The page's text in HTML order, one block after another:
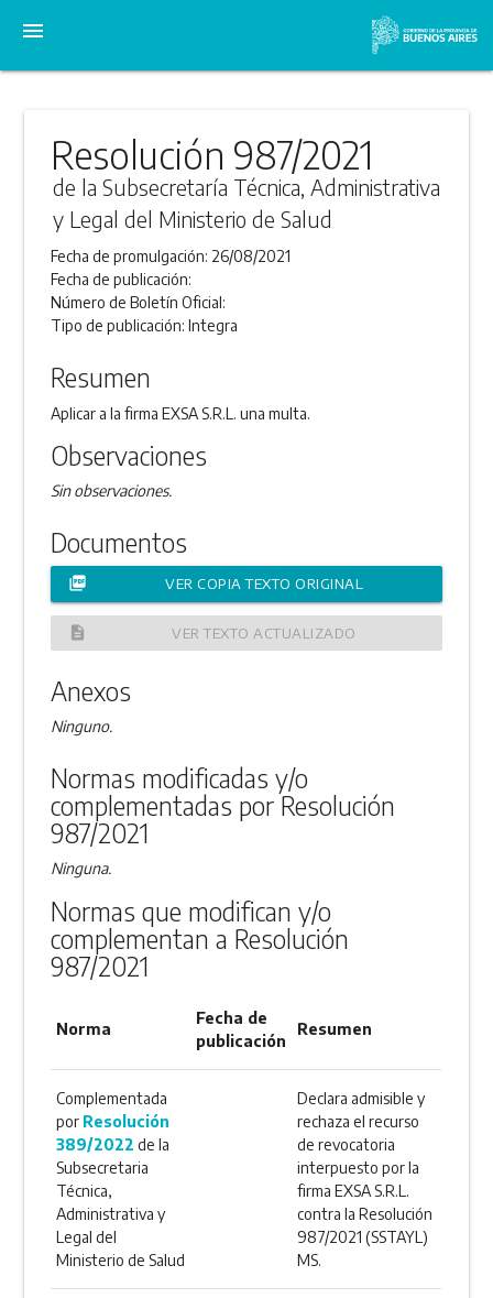
menu
Resolución 987/2021
de la Subsecretaría Técnica, Administrativa
y Legal del Ministerio de Salud
Fecha de promulgación: 26/08/2021
Fecha de publicación:
Número de Boletín Oficial:
Tipo de publicación:Integra
Resumen
Aplicar a la firma EXSA S.R.L. una multa.
Observaciones
Sin observaciones.
Documentos
picture_as_pdf VER COPIA TEXTO ORIGINAL
description VER TEXTO ACTUALIZADO
Anexos
Ninguno.
Normas modificadas y/o
complementadas por Resolución
987/2021
Ninguna.
Normas que modifican y/o
complementan a Resolución
987/2021
Norma
Fecha de
publicación
Resumen
Complementada
por Resolución
389/2022 de la
Subsecretaria
Técnica,
Administrativa y
Legal del
Ministerio de Salud
Declara admisible y
rechaza el recurso
de revocatoria
interpuesto por la
firma EXSA S.R.L.
contra la Resolución
987/2021 (SSTAYL)
MS.